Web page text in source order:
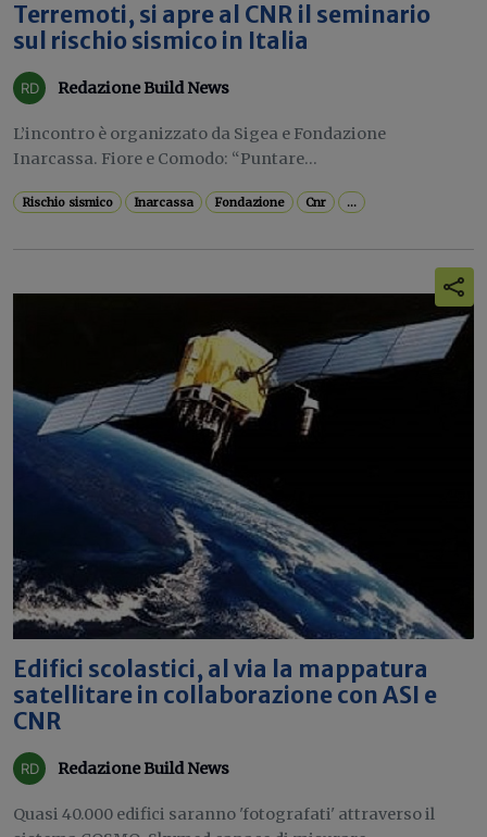
Terremoti, si apre al CNR il seminario
sul rischio sismico in Italia
Redazione Build News
L’incontro è organizzato da Sigea e Fondazione
Inarcassa. Fiore e Comodo: “Puntare...
Rischio sismico Inarcassa Fondazione Cnr ...
Edifici scolastici, al via la mappatura
satellitare in collaborazione con ASI e
CNR
Redazione Build News
Quasi 40.000 edifici saranno 'fotografati' attraverso il